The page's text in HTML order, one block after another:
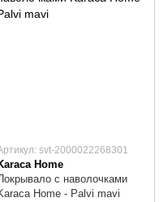
svt-2000022268301
Home
с наволочками
Home - Palvi mavi